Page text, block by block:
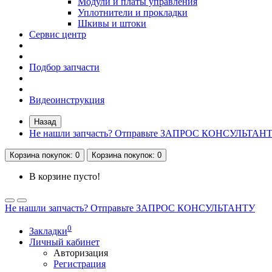
Уплотнители и прокладки
Шкивы и штоки
Сервис центр
Подбор запчасти
Видеоинструкция
Назад
Не нашли запчасть? Отправьте ЗАПРОС
Корзинапокупок: 0 Корзинапокупок: 0
В корзине пусто!
Не нашли запчасть? Отправьте ЗАПРОС КОНСУЛЬТАНТУ
Закладки0
Личный кабинет
Авторизация
Регистрация